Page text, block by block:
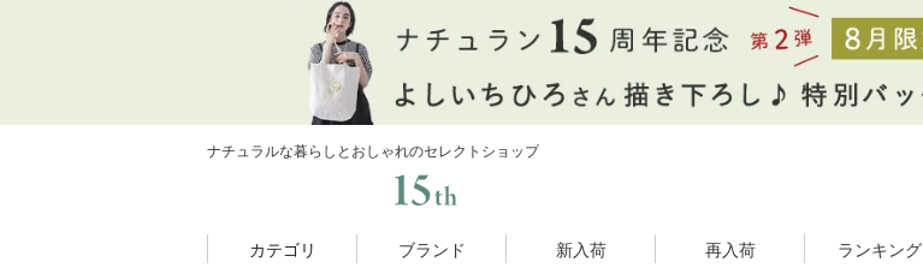
ナチュラルな暮らしとおしゃれのセレクトショップ
カテゴリ ブランド 新入荷 再入荷 ランキング